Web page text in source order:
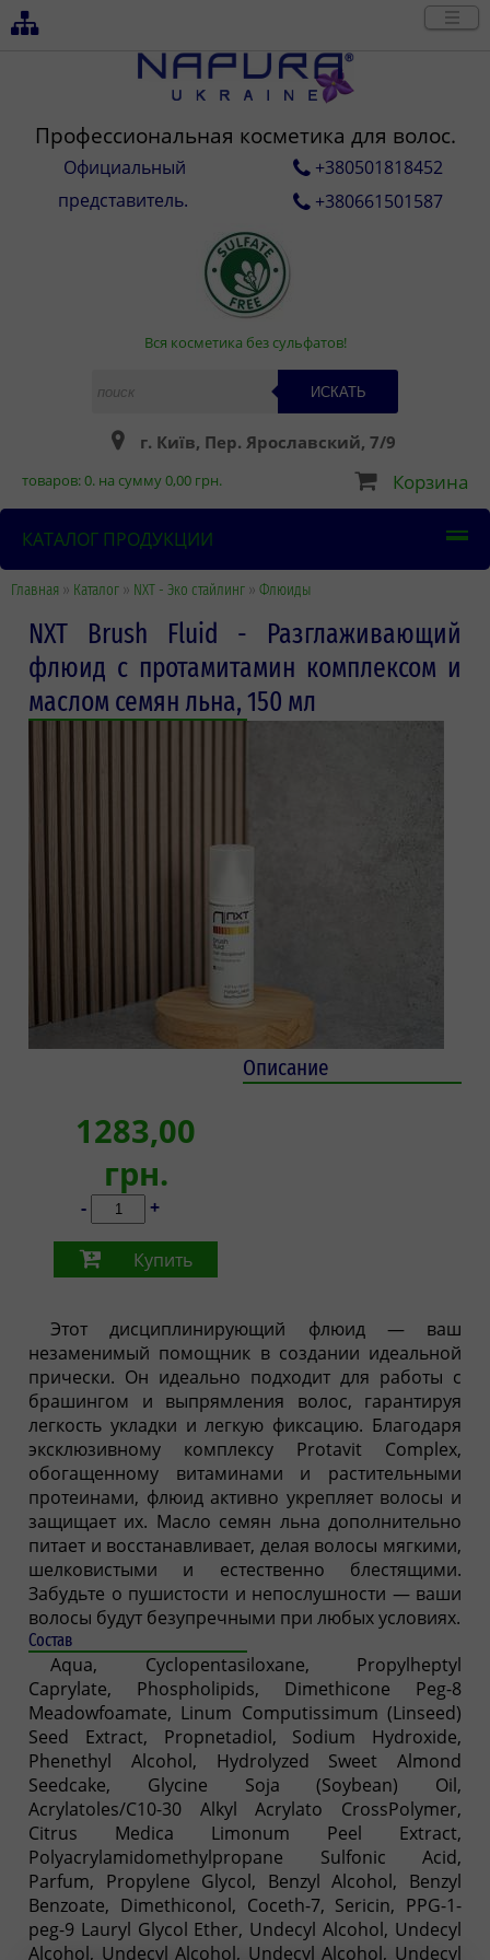
Профессиональная косметика для волос.
Официальный
представитель.
+380501818452
+380661501587
Вся косметика без сульфатов!
ИСКАТЬ
г. Київ, Пер. Ярославский, 7/9
товаров:0. на сумму0,00 грн. Корзина
КАТАЛОГ ПРОДУКЦИИ
Главная » Каталог » NXT - Эко стайлинг » Флюиды
NXT Brush Fluid - Разглаживающий
флюид с протамитамин комплексом и
маслом семян льна, 150 мл
1283,00
грн.
- +
Купить
Описание
Этот дисциплинирующий флюид — ваш
незаменимый помощник в создании идеальной
прически. Он идеально подходит для работы с
брашингом и выпрямления волос, гарантируя
легкость укладки и легкую фиксацию. Благодаря
эксклюзивному комплексу Protavit Complex,
обогащенному витаминами и растительными
протеинами, флюид активно укрепляет волосы и
защищает их. Масло семян льна дополнительно
питает и восстанавливает, делая волосы мягкими,
шелковистыми и естественно блестящими.
Забудьте о пушистости и непослушности — ваши
волосы будут безупречными при любых условиях.
Состав
Aqua, Cyclopentasiloxane, Propylheptyl
Caprylate, Phospholipids, Dimethicone Peg-8
Meadowfoamate, Linum Computissimum (Linseed)
Seed Extract, Propnetadiol, Sodium Hydroxide,
Phenethyl Alcohol, Hydrolyzed Sweet Almond
Seedcake, Glycine Soja (Soybean) Oil,
Acrylatoles/C10-30 Alkyl Acrylato CrossPolymer,
Citrus Medica Limonum Peel Extract,
Polyacrylamidomethylpropane Sulfonic Acid,
Parfum, Propylene Glycol, Benzyl Alcohol, Benzyl
Benzoate, Dimethiconol, Coceth-7, Sericin, PPG-1-
peg-9 Lauryl Glycol Ether, Undecyl Alcohol, Undecyl
Alcohol, Undecyl Alcohol, Undecyl Alcohol, Undecyl